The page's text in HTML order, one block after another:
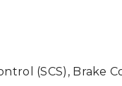
(SCS), Brake